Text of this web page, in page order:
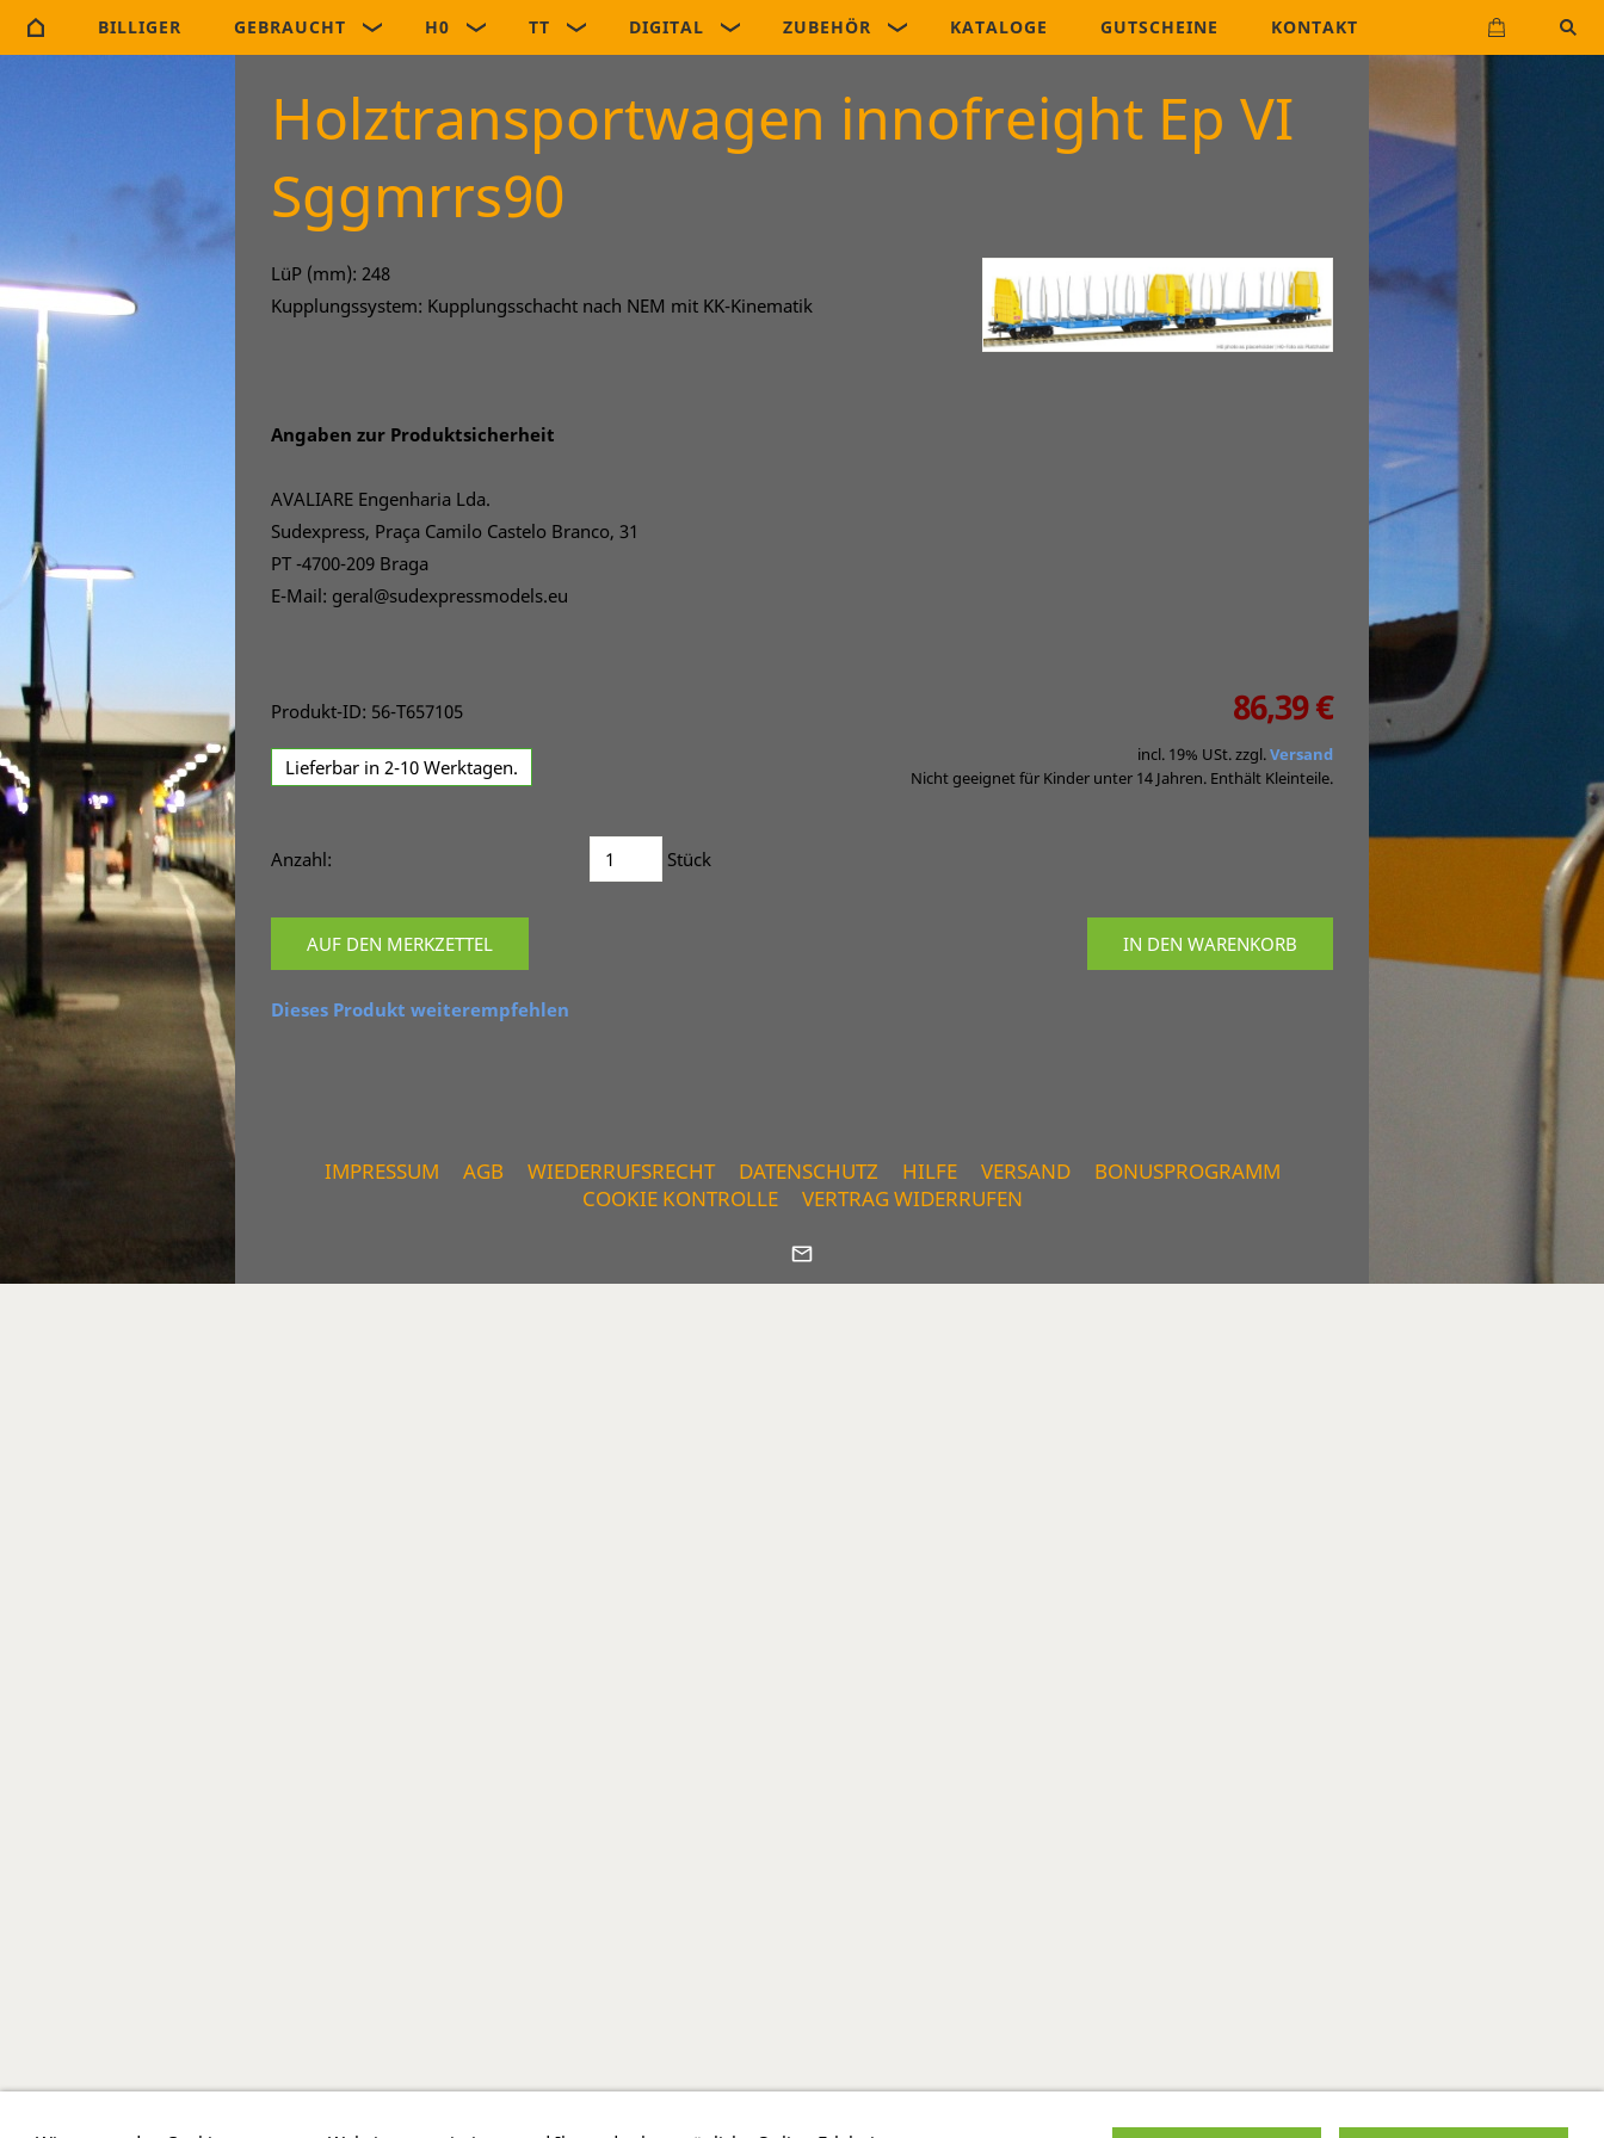
BILLIGER GEBRAUCHT H0 TT DIGITAL ZUBEHÖR KATALOGE GUTSCHEINE KONTAKT
Holztransportwagen innofreight Ep VI
Sggmrrs90
LüP (mm): 248
Kupplungssystem: Kupplungsschacht nach NEM mit KK-Kinematik
Angaben zur Produktsicherheit
AVALIARE Engenharia Lda.
Sudexpress, Praça Camilo Castelo Branco, 31
PT -4700-209 Braga
E-Mail: geral@sudexpressmodels.eu
Produkt-ID: 56-T657105
Lieferbar in 2-10 Werktagen.
86,39 €
incl. 19% USt. zzgl.Versand
Nicht geeignet für Kinder unter 14 Jahren. Enthält Kleinteile.
Anzahl: Stück
IN DEN WARENKORB
AUF DEN MERKZETTEL
Dieses Produkt weiterempfehlen
IMPRESSUM AGB WIEDERRUFSRECHT DATENSCHUTZ HILFE VERSAND
BONUSPROGRAMM
COOKIE KONTROLLE
VERTRAG WIDERRUFEN